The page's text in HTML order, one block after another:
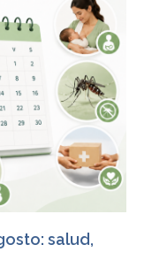
salud,